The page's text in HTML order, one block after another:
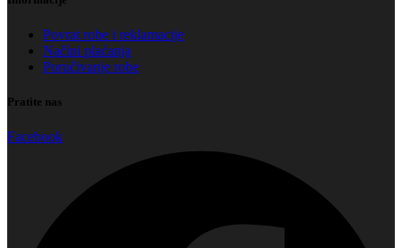
Povrat robe i reklamacije
Načini plaćanja
Poručivanje robe
Pratite nas
Facebook